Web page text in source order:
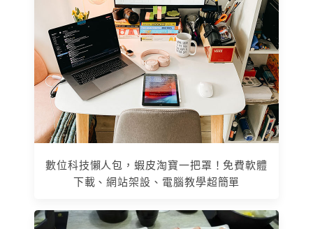
數位科技懶人包，蝦皮淘寶一把罩！免費軟體
下載、網站架設、電腦教學超簡單